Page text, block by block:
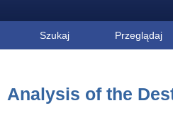
Szukaj Przeglądaj
Analysis of the